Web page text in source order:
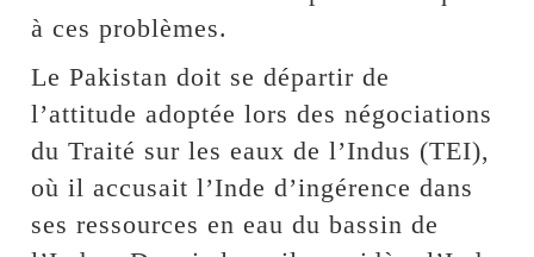
à ces problèmes.
Le Pakistan doit se départir de
l’attitude adoptée lors des négociations
du Traité sur les eaux de l’Indus (TEI),
où il accusait l’Inde d’ingérence dans
ses ressources en eau du bassin de